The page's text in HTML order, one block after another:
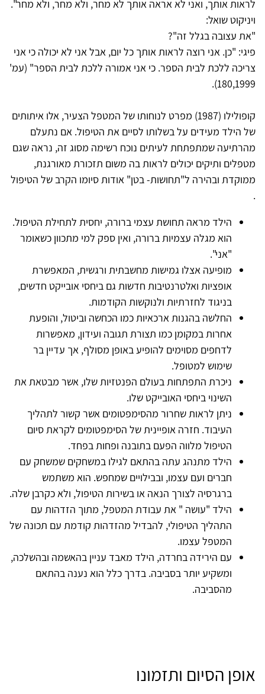
לראות אותך, ואני לא אראה אותך לא מחר, ולא מחר, ולא מחר".
ויניקוט שואל:
"את עצובה בגלל זה"?
פיגי: "כן. אני רוצה לראות אותך כל יום, אבל אני לא יכולה כי אני
צריכה ללכת לבית הספר. כי אני אמורה ללכת לבית הספר" (עמ'
180,1999).
קופולילו (1987) מפרט לנוחותו של המטפל הצעיר, אלו איתותים
של הילד מעידים על בשלותו לסיים את הטיפול. אם נתעלם
מהרתיעה שמתפתחת לעיתים נוכח רשימה מסוג זה, נראה שגם
מטפלים ותיקים יכולים לראות בה משום תזכורת מאורגנת,
ממוקדת ובהירה ל"תחושות- בטן" אודות סיומו הקרב של הטיפול
.
הילד מראה תחושת עצמי ברורה, יחסית לתחילת הטיפול.
הוא מגלה עצמיות ברורה, ואין ספק למי מתכוון כשאומר
"אני".
מופיעה אצלו גמישות מחשבתית ורגשית, המאפשרת
אופציות ואלטרנטיבות חדשות גם ביחסי אובייקט חדשים,
בניגוד לחזרתיות ולנוקשות הקודמות.
החלשה בהגנות ארכאיות כמו הכחשה וביטול, והופעת
אחרות במקומן כמו תצורת תגובה ועידון, מאפשרות
לדחפים מסוימים להופיע באופן מסולף, אך עדיין בר
שימוש למטופל.
ניכרת התפתחות בעולם הפנטזיות שלו, אשר מבטאת את
השינוי ביחסי האובייקט שלו.
ניתן לראות שחרור מהסימפטומים אשר קשור לתהליך
העיבוד. חזרה אופיינית של הסימפטומים לקראת סיום
הטיפול מלווה הפעם בתובנה ופחות בפחד.
הילד מתנהג עתה בהתאם לגילו במשחקים שמשחק עם
חברים ועם עצמו, ובבילויים שמחפש. הוא משתמש
ברגרסיה לצורך הנאה או בשירות הטיפול, ולא כקרבן שלה.
הילד "עושה " את עבודת המטפל, מתוך הזדהות עם
התהליך הטיפולי, להבדיל מהזדהות קודמת עם תכונה של
המטפל עצמו.
עם הירידה בחרדה, הילד מאבד עניין בהאשמה ובהשלכה,
ומשקיע יותר בסביבה. בדרך כלל הוא נענה בהתאם
מהסביבה.
אופן הסיום ותזמונו